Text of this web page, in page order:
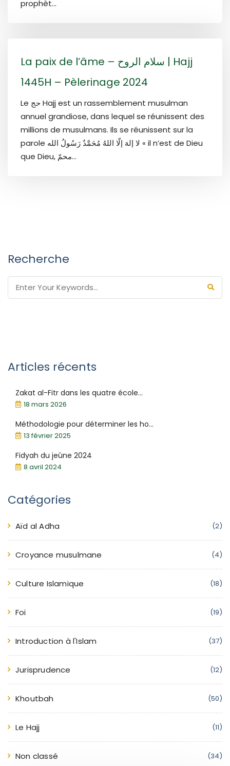
prophèt...
La paix de l’âme – سلام الروح | Hajj
1445H – Pèlerinage 2024
Le حج Hajj est un rassemblement musulman
annuel grandiose, dans lequel se réunissent des
millions de musulmans. Ils se réunissent sur la
parole لا إلهَ إلّا اللهُ مُحَمَّدٌ رَسُولُ الله « il n’est de Dieu
que Dieu, محمّ...
Recherche
Articles récents
Zakat al-Fitr dans les quatre école...
18 mars 2026
Méthodologie pour déterminer les ho...
13 février 2025
Fidyah du jeûne 2024
8 avril 2024
Catégories
Aïd al Adha (2)
Croyance musulmane (4)
Culture Islamique (18)
Foi (19)
Introduction à l'Islam (37)
Jurisprudence (12)
Khoutbah (50)
Le Hajj (11)
Non classé (34)